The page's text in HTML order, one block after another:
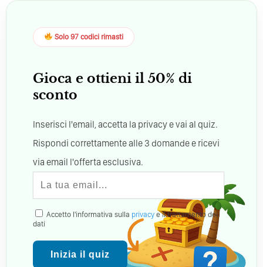
Solo 97 codici rimasti
Gioca e ottieni il 50% di
sconto
Inserisci l'email, accetta la privacy e vai al quiz.
Rispondi correttamente alle 3 domande e ricevi
via email l'offerta esclusiva.
Accetto l'informativa sulla privacy e il trattamento dei
dati
Inizia il quiz